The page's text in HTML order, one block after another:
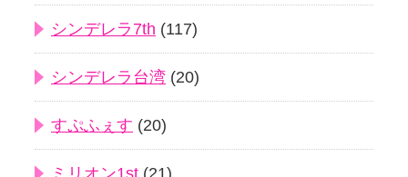
シンデレラ7th (117)
シンデレラ台湾 (20)
すぷふぇす (20)